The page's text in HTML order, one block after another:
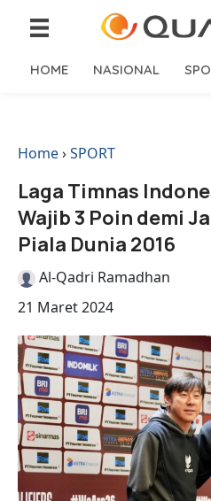
HOME NASIONAL
Home›SPORT
Laga Timnas
Wajib 3 Poin demi
Piala Dunia 2016
Al-Qadri Ramadhan
21 Maret 2024